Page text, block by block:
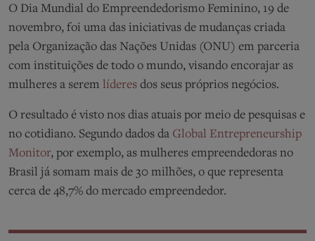
O Dia Mundial do Empreendedorismo Feminino, 19 de
novembro, foi uma das iniciativas de mudanças criada
pela Organização das Nações Unidas (ONU) em parceria
com instituições de todo o mundo, visando encorajar as
mulheres a serem líderes dos seus próprios negócios.
O resultado é visto nos dias atuais por meio de pesquisas e
no cotidiano. Segundo dados da Global Entrepreneurship
Monitor, por exemplo, as mulheres empreendedoras no
Brasil já somam mais de 30 milhões, o que representa
cerca de 48,7% do mercado empreendedor.